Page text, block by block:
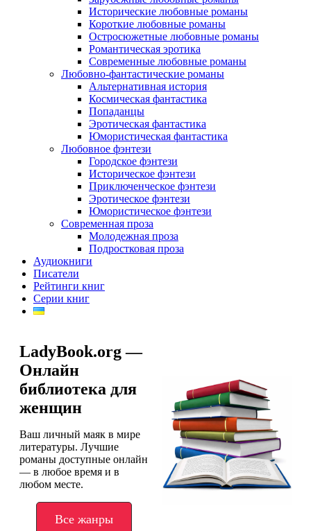
Исторические любовные романы
Короткие любовные романы
Остросюжетные любовные романы
Романтическая эротика
Современные любовные романы
Любовно-фантастические романы
Альтернативная история
Космическая фантастика
Попаданцы
Эротическая фантастика
Юмористическая фантастика
Любовное фэнтези
Городское фэнтези
Историческое фэнтези
Приключенческое фэнтези
Эротическое фэнтези
Юмористическое фэнтези
Современная проза
Молодежная проза
Подростковая проза
Аудиокниги
Писатели
Рейтинги книг
Серии книг
LadyBook.org —
Онлайн
библиотека для
женщин
Ваш личный маяк в мире
литературы. Лучшие
романы доступные онлайн
— в любое время и в
любом месте.
Все жанры